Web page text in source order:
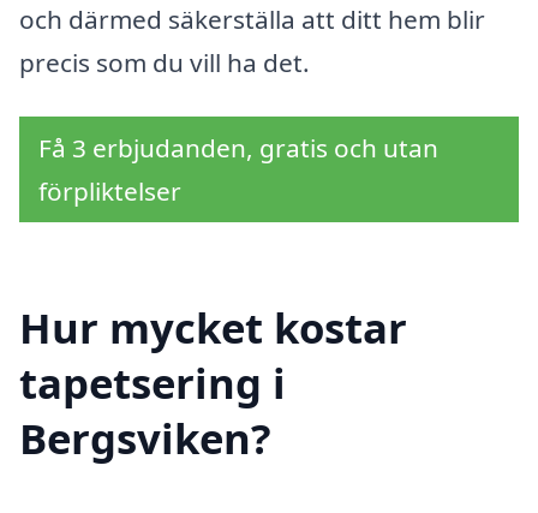
och därmed säkerställa att ditt hem blir
precis som du vill ha det.
Få 3 erbjudanden, gratis och utan
förpliktelser
Hur mycket kostar
tapetsering i
Bergsviken?